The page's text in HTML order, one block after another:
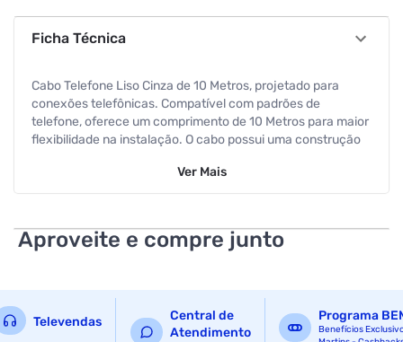
Ficha Técnica
Cabo Telefone Liso Cinza de 10 Metros, projetado para
conexões telefônicas. Compatível com padrões de
telefone, oferece um comprimento de 10 Metros para maior
flexibilidade na instalação. O cabo possui uma construção
Ver Mais
Aproveite e compre junto
Televendas
Central de
Atendimento
Programa
Benefícios